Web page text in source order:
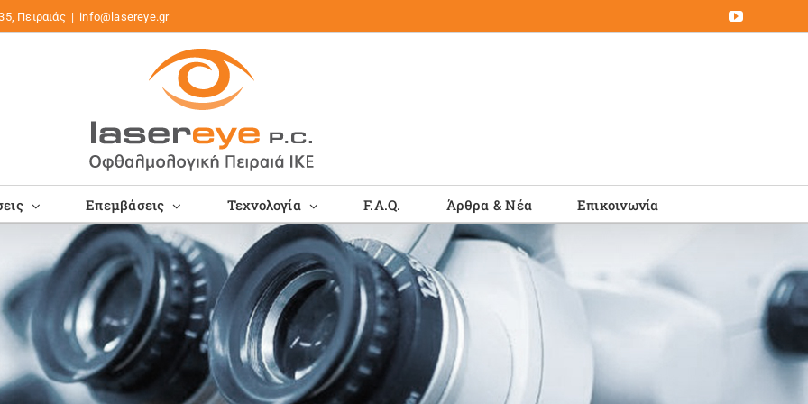
Πειραιάς | info@lasereye.gr YouTube
Επεμβάσεις Τεχνολογία F.A.Q. Άρθρα & Νέα Επικοινωνία